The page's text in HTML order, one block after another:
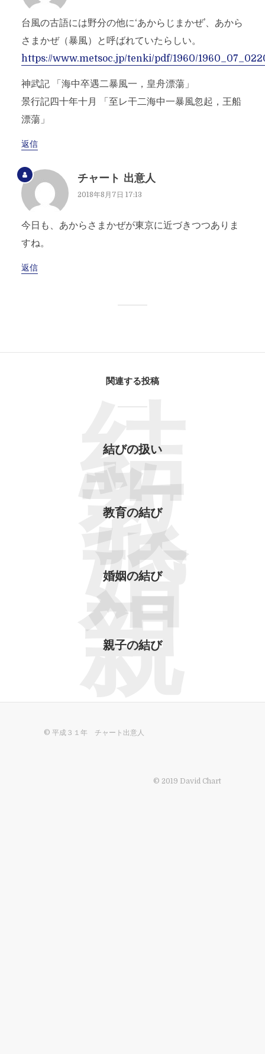
台風の古語には野分の他に‘あからじまかぜ’、あから
さまかぜ（暴風）と呼ばれていたらしい。
https://www.metsoc.jp/tenki/pdf/1960/
神武記 「海中卒遇二暴風一，皇舟漂蕩」
景行記四十年十月 「至レ干二海中一暴風忽起，王船
漂蕩」
返信
チャート 出意人
2018年8月7日 17:13
今日も、あからさまかぜが東京に近づきつつありま
すね。
返信
関連する投稿
結びの扱い
結
教育の結び
教
婚姻の結び
婚
親子の結び
親
© 平成３１年 チャート出意人
© 2019 David Chart